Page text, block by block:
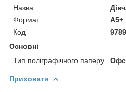
Назва
Формат
А5+
Код
Основні
Тип поліграфічного паперу
Приховати